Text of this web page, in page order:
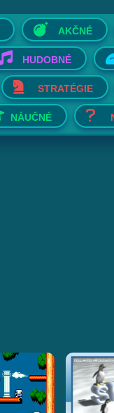
AKČNÉ
HUDOBNÉ
STRATÉGIE
NÁUČNÉ